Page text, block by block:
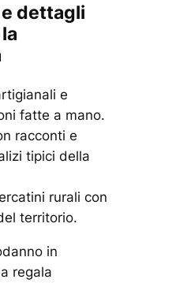
dettagli
e
fatte a mano.
racconti e
tipici della
rurali con
territorio.
in
regala